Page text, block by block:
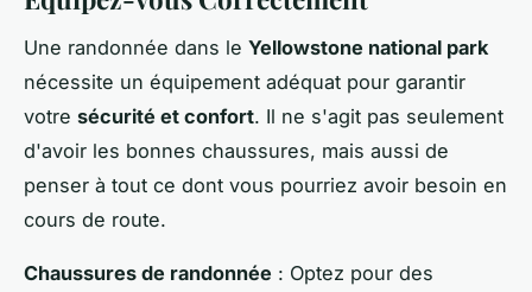
Une randonnée dans le Yellowstone national park
nécessite un équipement adéquat pour garantir
votre sécurité et confort. Il ne s'agit pas seulement
d'avoir les bonnes chaussures, mais aussi de
penser à tout ce dont vous pourriez avoir besoin en
cours de route.
Chaussures de randonnée : Optez pour des